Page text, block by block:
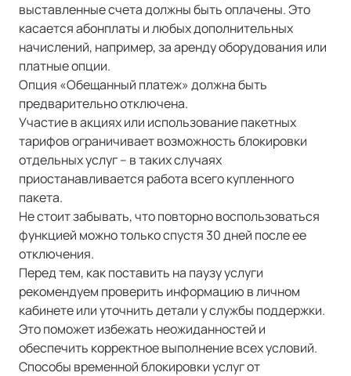
выставленные счета должны быть оплачены. Это
касается абонплаты и любых дополнительных
начислений, например, за аренду оборудования или
платные опции.
Опция «Обещанный платеж» должна быть
предварительно отключена.
Участие в акциях или использование пакетных
тарифов ограничивает возможность блокировки
отдельных услуг – в таких случаях
приостанавливается работа всего купленного
пакета.
Не стоит забывать, что повторно воспользоваться
функцией можно только спустя 30 дней после ее
отключения.
Перед тем, как поставить на паузу услуги
рекомендуем проверить информацию в личном
кабинете или уточнить детали у службы поддержки.
Это поможет избежать неожиданностей и
обеспечить корректное выполнение всех условий.
Способы временной блокировки услуг от